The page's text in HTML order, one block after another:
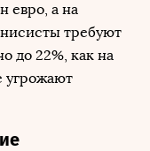
евро, а на
требуют
до 22%, как на
угрожают